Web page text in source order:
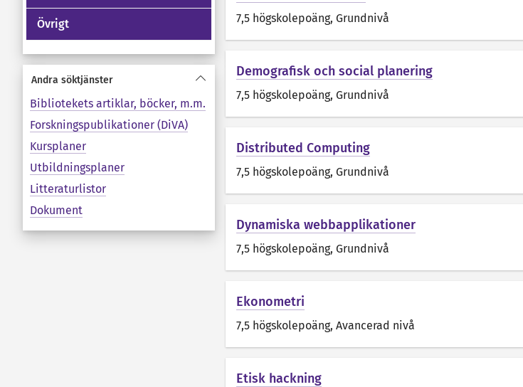
Övrigt
Andra söktjänster
Bibliotekets artiklar, böcker, m.m.
Forskningspublikationer (DiVA)
Kursplaner
Utbildningsplaner
Litteraturlistor
Dokument
7,5 högskolepoäng, Grundnivå
Demografisk och social planering
7,5 högskolepoäng, Grundnivå
Distributed Computing
7,5 högskolepoäng, Grundnivå
Dynamiska webbapplikationer
7,5 högskolepoäng, Grundnivå
Ekonometri
7,5 högskolepoäng, Avancerad nivå
Etisk hackning